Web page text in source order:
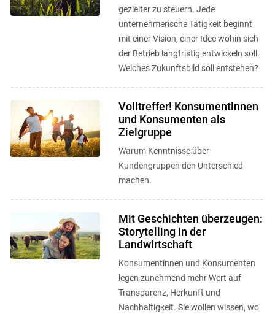
gezielter zu steuern. Jede
unternehmerische Tätigkeit beginnt
mit einer Vision, einer Idee wohin sich
der Betrieb langfristig entwickeln soll.
Welches Zukunftsbild soll entstehen?
Volltreffer! Konsumentinnen
und Konsumenten als
Zielgruppe
Warum Kenntnisse über
Kundengruppen den Unterschied
machen.
Mit Geschichten überzeugen:
Storytelling in der
Landwirtschaft
Konsumentinnen und Konsumenten
legen zunehmend mehr Wert auf
Transparenz, Herkunft und
Nachhaltigkeit. Sie wollen wissen, wo